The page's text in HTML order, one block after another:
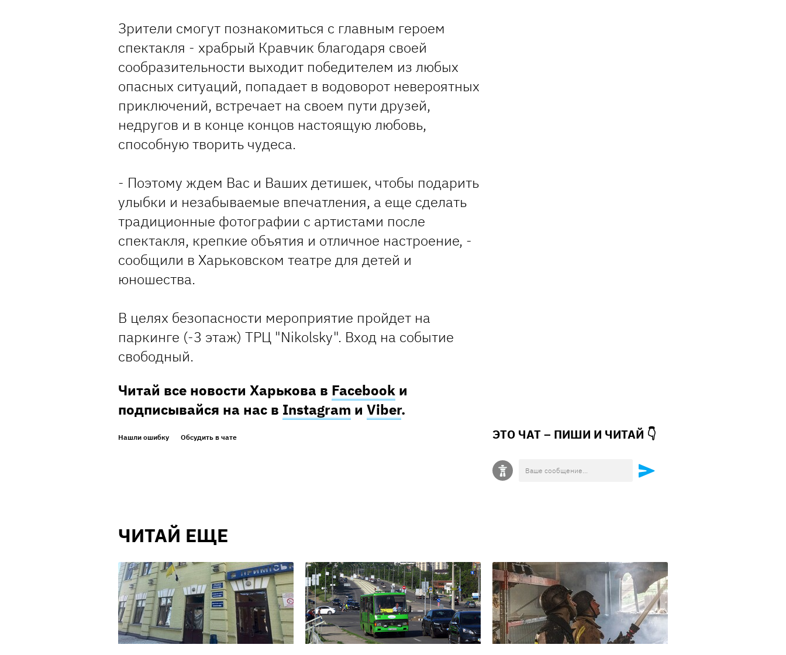
Зрители смогут познакомиться с главным героем
спектакля - храбрый Кравчик благодаря своей
сообразительности выходит победителем из любых
опасных ситуаций, попадает в водоворот невероятных
приключений, встречает на своем пути друзей,
недругов и в конце концов настоящую любовь,
способную творить чудеса.
- Поэтому ждем Вас и Ваших детишек, чтобы подарить
улыбки и незабываемые впечатления, а еще сделать
традиционные фотографии с артистами после
спектакля, крепкие объятия и отличное настроение, -
сообщили в Харьковском театре для детей и
юношества.
В целях безопасности мероприятие пройдет на
паркинге (-3 этаж) ТРЦ "Nikolsky". Вход на событие
свободный.
Читай все новости Харькова в Facebook и
подписывайся на нас в Instagram и Viber.
Нашли ошибку Обсудить в чате ЭТО ЧАТ – ПИШИ И ЧИТАЙ 👇
ЧИТАЙ ЕЩЕ